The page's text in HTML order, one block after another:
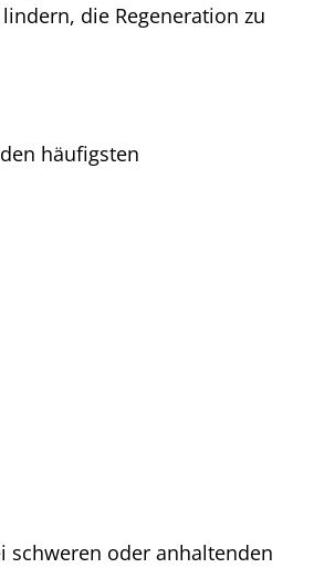
die Regeneration zu
häufigsten
schweren oder anhaltenden